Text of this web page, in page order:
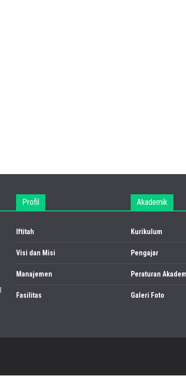
Profil
Iftitah
Visi dan Misi
Manajemen
Fasilitas
Akademik
Kurikulum
Pengajar
Peraturan
Galeri Foto